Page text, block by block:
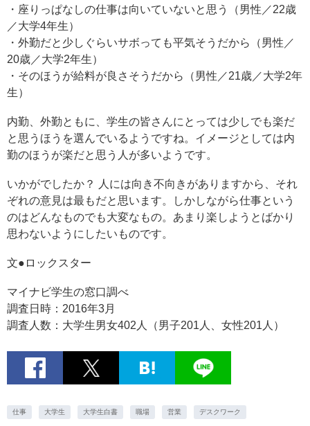
・座りっぱなしの仕事は向いていないと思う（男性／22歳
／大学4年生）
・外勤だと少しぐらいサボっても平気そうだから（男性／
20歳／大学2年生）
・そのほうが給料が良さそうだから（男性／21歳／大学2年
生）
内勤、外勤ともに、学生の皆さんにとっては少しでも楽だ
と思うほうを選んでいるようですね。イメージとしては内
勤のほうが楽だと思う人が多いようです。
いかがでしたか？ 人には向き不向きがありますから、それ
ぞれの意見は最もだと思います。しかしながら仕事という
のはどんなものでも大変なもの。あまり楽しようとばかり
思わないようにしたいものです。
文●ロックスター
マイナビ学生の窓口調べ
調査日時：2016年3月
調査人数：大学生男女402人（男子201人、女性201人）
仕事 大学生 大学生白書 職場 営業 デスクワーク